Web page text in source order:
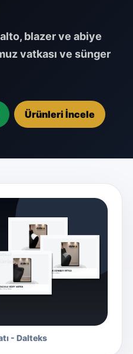
blazer ve abiye
vatkası ve sünger
Ürünleri İncele
- Dalteks